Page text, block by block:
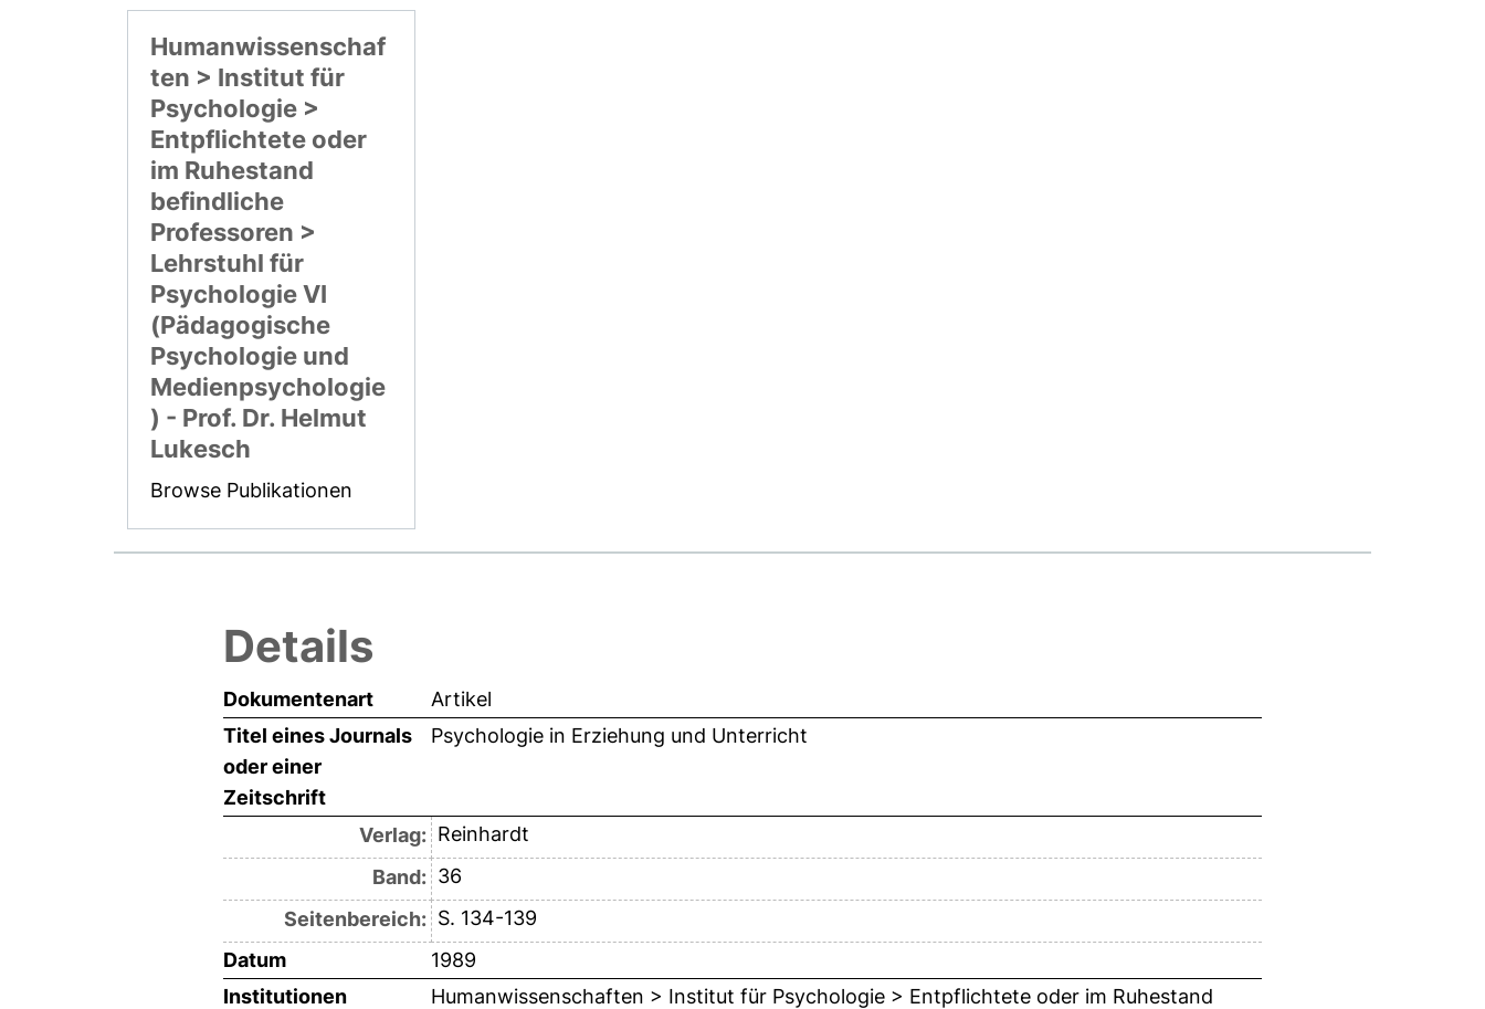
Humanwissenschaf
ten > Institut für
Psychologie >
Entpflichtete oder
im Ruhestand
befindliche
Professoren >
Lehrstuhl für
Psychologie VI
(Pädagogische
Psychologie und
Medienpsychologie
) - Prof. Dr. Helmut
Lukesch
Browse Publikationen
Details
Dokumentenart
Artikel
Titel eines Journals
oder einer
Zeitschrift
Psychologie in Erziehung und Unterricht
Verlag: Reinhardt
Band: 36
Seitenbereich: S. 134-139
Datum
1989
Institutionen
Humanwissenschaften > Institut für Psychologie > Entpflichtete oder im Ruhestand